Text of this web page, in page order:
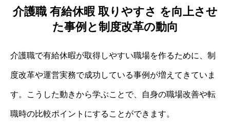
介護職 有給休暇 取りやすさ を向上させ
た事例と制度改革の動向
介護職で有給休暇が取得しやすい職場を作るために、制
度改革や運営実務で成功している事例が増えてきていま
す。こうした動きから学ぶことで、自身の職場改善や転
職時の比較ポイントにすることができます。